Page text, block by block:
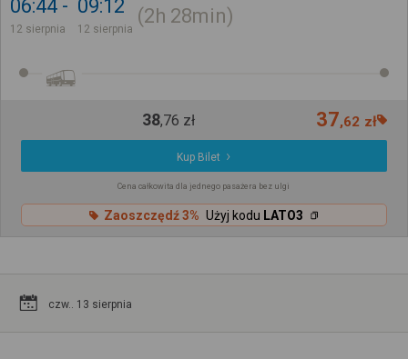
06:44
12 sierpnia
09:12
12 sierpnia
2h 28min
38,76 zł 37,62 zł
Kup Bilet
Cena całkowita dla jednego pasażera bez ulgi
Zaoszczędź 3% Użyj kodu LATO3
czw.. 13 sierpnia